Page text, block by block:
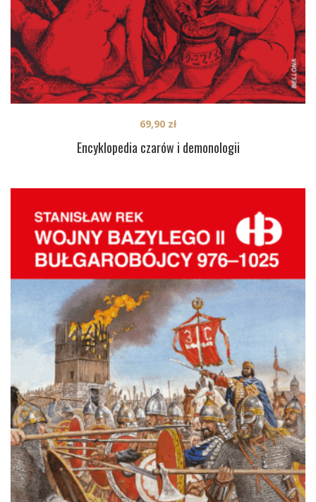
Encyklopedia czarów i demonologii
69,90 zł